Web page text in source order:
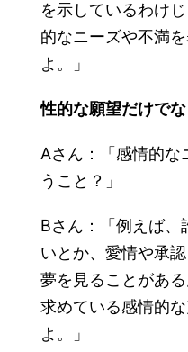
を示しているわけ
的なニーズや不満
よ。」
性的な願望だけで
Aさん：「感情的な
うこと？」
Bさん：「例えば、
いとか、愛情や承
夢を見ることがあ
求めている感情的
よ。」